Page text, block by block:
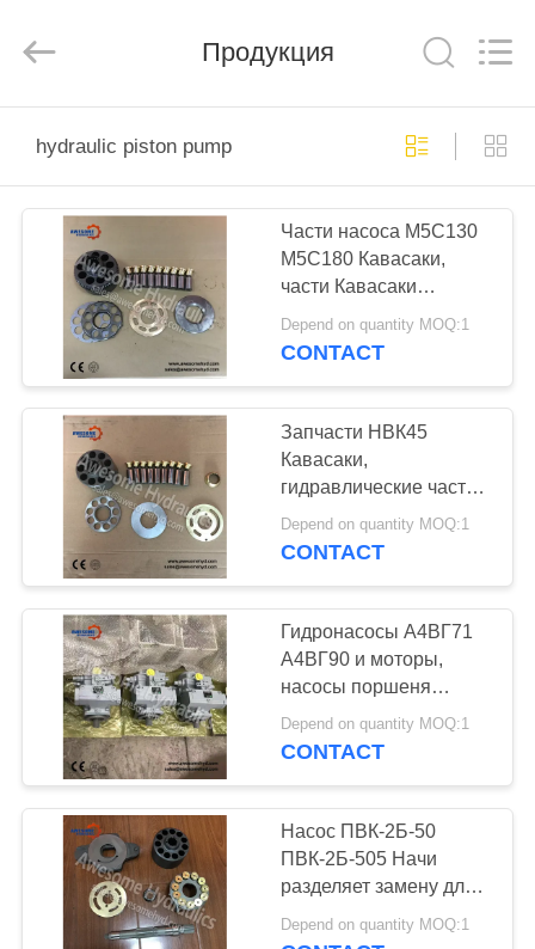
ПРОДУКТЫ
НАС
ПУТЕШЕСТВИЕ
ФАБРИКИ
ПРОВЕРКА
КАЧЕСТВА
СВЯЖИТЕСЬ
НОВОСТИ
СПРОСИТЕ
ЦИТАТУ
КАРТА
Rights
Продукция
hydraulic piston pump
Части насоса М5С130
М5С180 Кавасаки,
части Кавасаки
запасные для
гидравлического
Depend on quantity MOQ:1
CONTACT
Запчасти НВК45
Кавасаки,
гидравлические части
высокое
Перформнансе насоса
Depend on quantity MOQ:1
CONTACT
Гидронасосы А4ВГ71
А4ВГ90 и моторы,
насосы поршеня
Рексротх
завершенного блока
Depend on quantity MOQ:1
CONTACT
Насос ПВК-2Б-50
ПВК-2Б-505 Начи
разделяет замену для
гидравлического
насоса поршеня
Depend on quantity MOQ:1